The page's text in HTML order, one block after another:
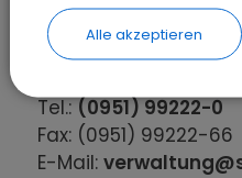
Gemeinde
Schloßplatz 1
96135 Stegaurach
Tel.:(0951) 99222-0
Fax: (0951) 99222-66
E-Mail:
Alle akzeptieren